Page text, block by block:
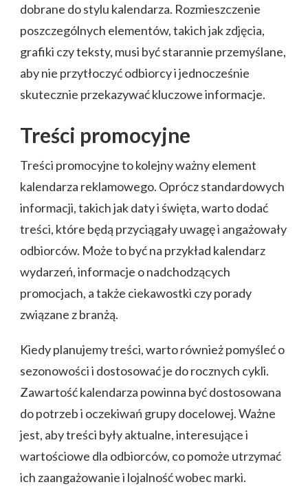
dobrane do stylu kalendarza. Rozmieszczenie
poszczególnych elementów, takich jak zdjęcia,
grafiki czy teksty, musi być starannie przemyślane,
aby nie przytłoczyć odbiorcy i jednocześnie
skutecznie przekazywać kluczowe informacje.
Treści promocyjne
Treści promocyjne to kolejny ważny element
kalendarza reklamowego. Oprócz standardowych
informacji, takich jak daty i święta, warto dodać
treści, które będą przyciągały uwagę i angażowały
odbiorców. Może to być na przykład kalendarz
wydarzeń, informacje o nadchodzących
promocjach, a także ciekawostki czy porady
związane z branżą.
Kiedy planujemy treści, warto również pomyśleć o
sezonowości i dostosować je do rocznych cykli.
Zawartość kalendarza powinna być dostosowana
do potrzeb i oczekiwań grupy docelowej. Ważne
jest, aby treści były aktualne, interesujące i
wartościowe dla odbiorców, co pomoże utrzymać
ich zaangażowanie i lojalność wobec marki.